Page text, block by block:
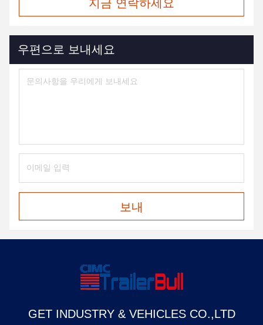
지금 연락하세요
우편으로 보내세요
보내
GET INDUSTRY & VEHICLES CO.,LTD